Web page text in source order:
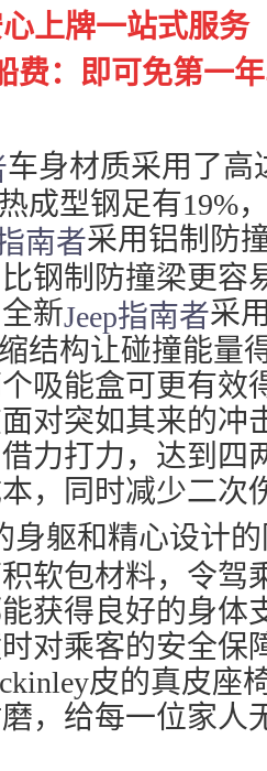
上牌一站式服务
费：即可免第一
车身材质采用了高
成型钢足有19%
南者采用铝制防
钢制防撞梁更容
新Jeep指南者采
结构让碰撞能量
吸能盒可更有效
对突如其来的冲
力打力，达到四
，同时减少二次
身躯和精心设计
软包材料，令驾
获得良好的身体
对乘客的安全保
皮的真皮座
， 给每一位家人